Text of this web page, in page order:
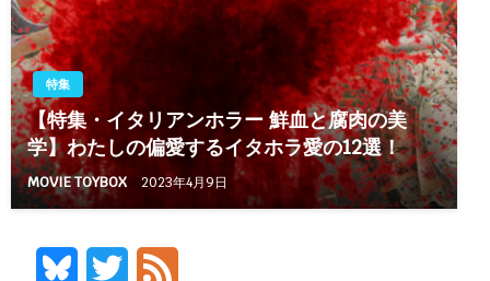
特集
【特集・イタリアンホラー 鮮血と腐肉の美
学】わたしの偏愛するイタホラ愛の12選！
MOVIE TOYBOX 2023年4月9日
Bluesky Twitter